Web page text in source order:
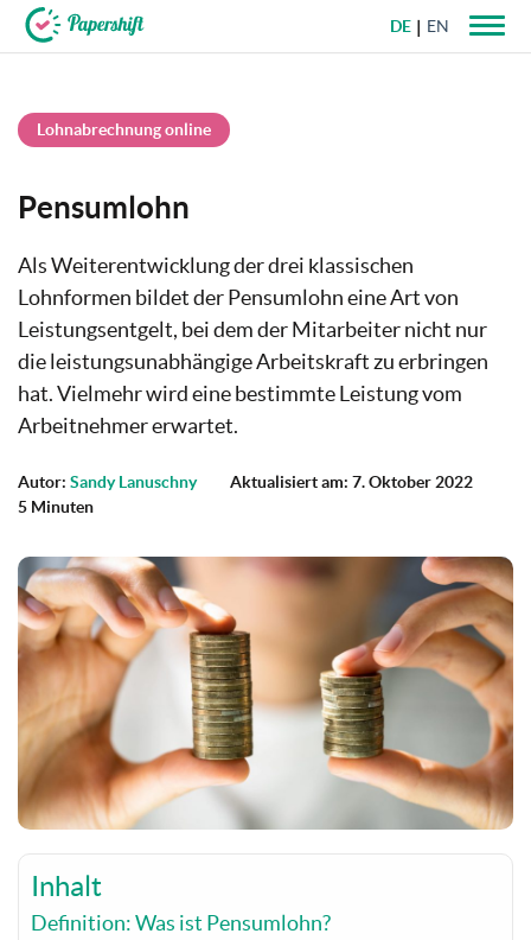
DE EN
Lohnabrechnung online
Pensumlohn
Als Weiterentwicklung der drei klassischen
Lohnformen bildet der Pensumlohn eine Art von
Leistungsentgelt, bei dem der Mitarbeiter nicht nur
die leistungsunabhängige Arbeitskraft zu erbringen
hat. Vielmehr wird eine bestimmte Leistung vom
Arbeitnehmer erwartet.
Autor: Sandy Lanuschny
Aktualisiert am: 7. Oktober 2022
5 Minuten
Inhalt
Definition: Was ist Pensumlohn?